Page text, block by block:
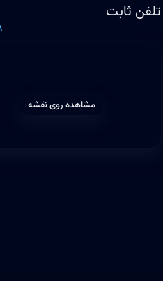
تلفن ثابت
مشاهده روی نقشه